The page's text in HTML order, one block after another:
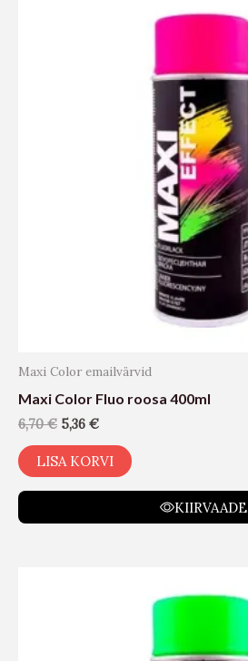
Maxi Color emailvärvid
Maxi Color Fluo roosa 400ml
6,70€ 5,36 €
LISA KORVI
KIIRVAADE